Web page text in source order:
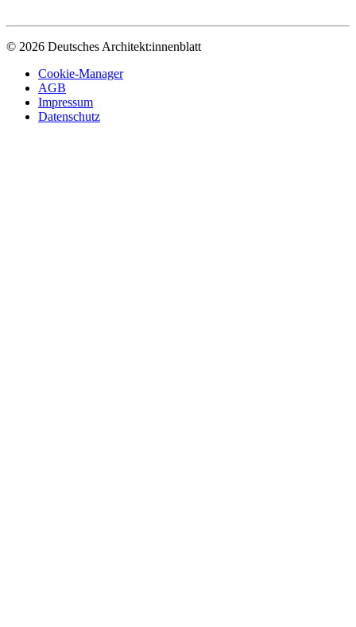
© 2026 Deutsches Architekt:innenblatt
Cookie-Manager
AGB
Impressum
Datenschutz